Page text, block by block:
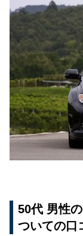
埼玉県
40代 男
いての口
北海道
30代 男性
いての口
神奈川
30代 男
ての口コ
20代 女性
いての口コ
50代 男性
ついての口